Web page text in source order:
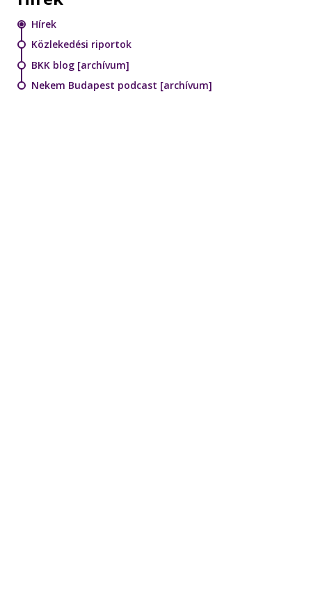
Hírek
Közlekedési riportok
BKK blog [archívum]
Nekem Budapest podcast [archívum]